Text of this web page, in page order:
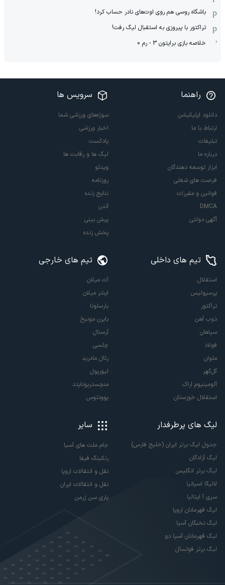
باشگاه روسی هم روی اوت‌های نادر حساب کرد!
تراکتور با پیروزی به استقبال لیگ رفت!
خلاصه بازی برایتون 3 - رم 0
راهنما
دانلود اپلیکیشن
ارتباط با ما
تبلیغات
درباره ما
ابزار توسعه دهندگان
فرصت های شغلی
قوانین و مقررات
DMCA
آگهی دولتی
سرویس ها
سوژه‌های ورزشی شما
اخبار ورزشی
پادکست
لیگ ها و رقابت ها
ویدئو
روزنامه
نتایج زنده
آنتن
پیش بینی
پخش زنده
تیم های داخلی
استقلال
پرسپولیس
تراکتور
ذوب آهن
سپاهان
فولاد
ملوان
گل‌گهر
آلومینیوم اراک
استقلال خوزستان
تیم های خارجی
آث میلان
اینتر میلان
بارسلونا
بایرن مونیخ
آرسنال
چلسی
رئال مادرید
لیورپول
منچستریونایتد
یوونتوس
لیگ های پرطرفدار
جدول لیگ برتر ایران (خلیج فارس)
لیگ آزادگان
لیگ برتر انگلیس
لالیگا اسپانیا
سری آ ایتالیا
لیگ قهرمانان اروپا
لیگ نخبگان آسیا
لیگ قهرمانان آسیا دو
لیگ برتر فوتسال
سایر
جام ملت های آسیا
رنکینگ فیفا
نقل و انتقالات اروپا
نقل و انتقالات ایران
پاری سن ژرمن